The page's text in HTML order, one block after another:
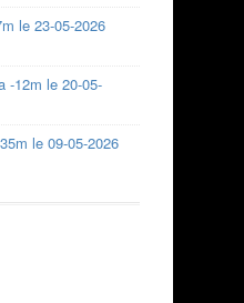
le 23-05-2026
-12m le 20-05-
le 09-05-2026